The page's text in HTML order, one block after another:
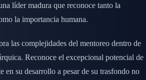
líder madura que reconoce tanto la
la importancia humana.
las complejidades del mentoreo dentro de
Reconoce el excepcional potencial de
en su desarrollo a pesar de su trasfondo no